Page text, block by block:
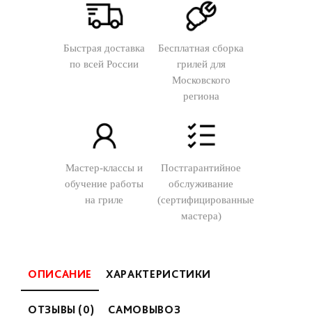
Быстрая доставка
по всей России
Бесплатная сборка
грилей для
Московского
региона
Мастер-классы и
обучение работы
на гриле
Постгарантийное
обслуживание
(сертифицированные
мастера)
ОПИСАНИЕ ХАРАКТЕРИСТИКИ
ОТЗЫВЫ (0) САМОВЫВОЗ